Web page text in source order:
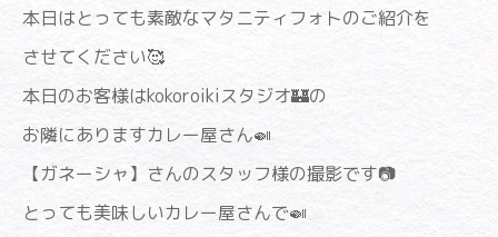
本日はとっても素敵なマタニティフォトのご紹介を
させてください🥰
本日のお客様はkokoroikiスタジオ🏰の
お隣にありますカレー屋さん🍛
【ガネーシャ】さんのスタッフ様の撮影です📷
とっても美味しいカレー屋さんで🍛